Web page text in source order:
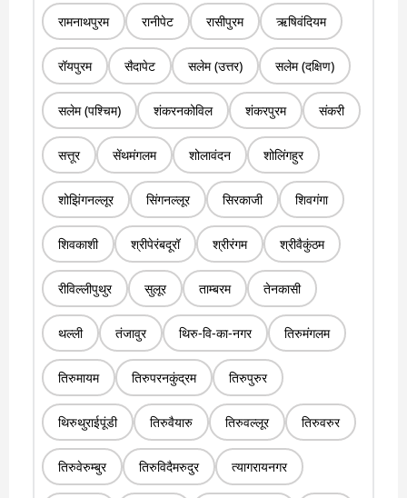
रामनाथपुरम रानीपेट रासीपुरम ऋषिवंदियम
रॉयपुरम सैदापेट सलेम (उत्तर) सलेम (दक्षिण)
सलेम (पश्चिम) शंकरनकोविल शंकरपुरम संकरी
सत्तूर सेंथमंगलम शोलावंदन शोलिंगहुर
शोझिंगनल्लूर सिंगनल्लूर सिरकाजी शिवगंगा
शिवकाशी श्रीपेरंबदूरॉ श्रीरंगम श्रीवैकुंठम
रीविल्लीपुथुर सुलूर ताम्बरम तेनकासी
थल्ली तंजावुर थिरु-वि-का-नगर तिरुमंगलम
तिरुमायम तिरुपरनकुंद्रम तिरुपुरुर
थिरुथुराईपूंडी तिरुवैयारु तिरुवल्लूर तिरुवरुर
तिरुवेरुम्बुर तिरुविदैमरुदुर त्यागरायनगर